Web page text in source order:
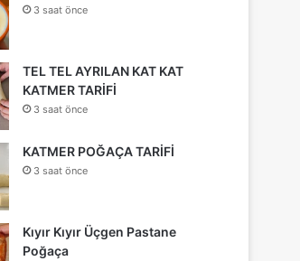
3 saat önce
TEL TEL AYRILAN KAT KAT
KATMER TARİFİ
3 saat önce
KATMER POĞAÇA TARİFİ
3 saat önce
Kıyır Kıyır Üçgen Pastane
Poğaça